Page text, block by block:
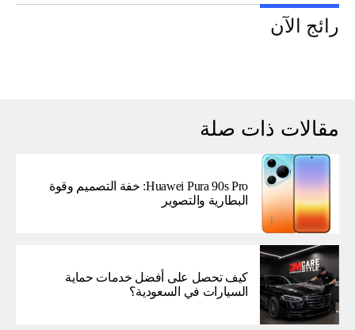
رائج الآن
مقالات ذات صلة
Huawei Pura 90s Pro: خفة التصميم وقوة
البطارية والتصوير
كيف تحصل على أفضل خدمات حماية
السيارات في السعودية؟